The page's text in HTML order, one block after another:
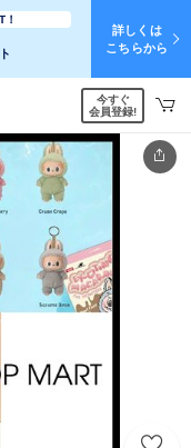
詳しくは
こちらから
今すぐ
会員登録!